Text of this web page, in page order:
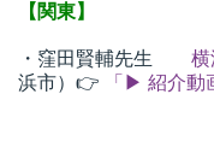
【関東】
・窪田賢輔先生 横
浜市）👉
「▶ 紹介動